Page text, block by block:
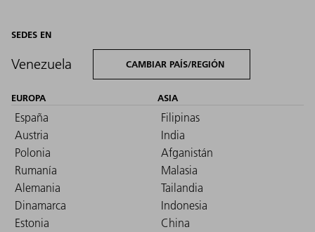
SEDES EN
Venezuela CAMBIAR PAÍS/REGIÓN
EUROPA
España
Austria
Polonia
Rumanía
Alemania
Dinamarca
Estonia
ASIA
Filipinas
India
Afganistán
Malasia
Tailandia
Indonesia
China